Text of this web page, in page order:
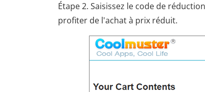
Étape 2. Saisissez le code de
profiter de l'achat à prix réduit.